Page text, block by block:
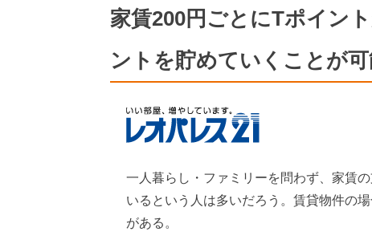
家賃200円ごとにTポイン
ントを貯めていくことが
一人暮らし・ファミリーを問わず、家賃
いるという人は多いだろう。賃貸物件の
がある。